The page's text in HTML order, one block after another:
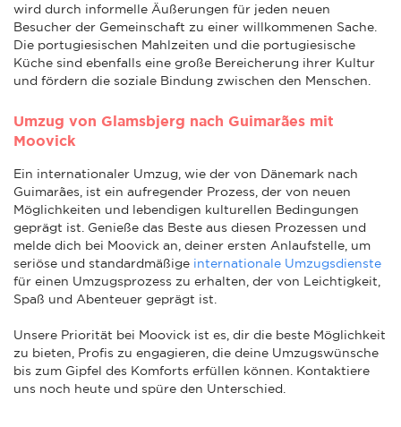
wird durch informelle Äußerungen für jeden neuen
Besucher der Gemeinschaft zu einer willkommenen Sache.
Die portugiesischen Mahlzeiten und die portugiesische
Küche sind ebenfalls eine große Bereicherung ihrer Kultur
und fördern die soziale Bindung zwischen den Menschen.
Umzug von Glamsbjerg nach Guimarães mit
Moovick
Ein internationaler Umzug, wie der von Dänemark nach
Guimarães, ist ein aufregender Prozess, der von neuen
Möglichkeiten und lebendigen kulturellen Bedingungen
geprägt ist. Genieße das Beste aus diesen Prozessen und
melde dich bei Moovick an, deiner ersten Anlaufstelle, um
seriöse und standardmäßige internationale Umzugsdienste
für einen Umzugsprozess zu erhalten, der von Leichtigkeit,
Spaß und Abenteuer geprägt ist.
Unsere Priorität bei Moovick ist es, dir die beste Möglichkeit
zu bieten, Profis zu engagieren, die deine Umzugswünsche
bis zum Gipfel des Komforts erfüllen können. Kontaktiere
uns noch heute und spüre den Unterschied.